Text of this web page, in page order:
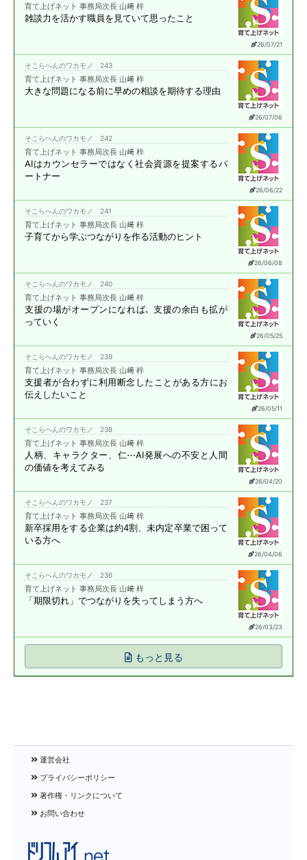
26/07/21
育て上げネット 事務局次長 山﨑 梓
雑談力を活かす職員を見ていて思ったこと
26/07/06
そこらへんのワカモノ 243
育て上げネット 事務局次長 山﨑 梓
大きな問題になる前に早めの相談を期待する理由
26/06/22
そこらへんのワカモノ 242
育て上げネット 事務局次長 山﨑 梓
AIはカウンセラーではなく社会資源を提案するパ
ートナー
26/06/08
そこらへんのワカモノ 241
育て上げネット 事務局次長 山﨑 梓
子育てから学ぶつながりを作る活動のヒント
26/05/25
そこらへんのワカモノ 240
育て上げネット 事務局次長 山﨑 梓
支援の場がオープンになれば､支援の余白も拡が
っていく
26/05/11
そこらへんのワカモノ 239
育て上げネット 事務局次長 山﨑 梓
支援者が合わずに利用断念したことがある方にお
伝えしたいこと
26/04/20
そこらへんのワカモノ 238
育て上げネット 事務局次長 山﨑 梓
人柄、キャラクター、仁⋯AI発展への不安と 人間
の価値を考えてみる
26/04/06
そこらへんのワカモノ 237
育て上げネット 事務局次長 山﨑 梓
新卒採用をする企業は約4割、未内定卒業で困って
いる方へ
26/03/23
そこらへんのワカモノ 236
育て上げネット 事務局次長 山﨑 梓
「期限切れ」でつながりを失ってしまう方へ
もっと見る
運営会社
プライバシーポリシー
著作権・リンクについて
お問い合わせ